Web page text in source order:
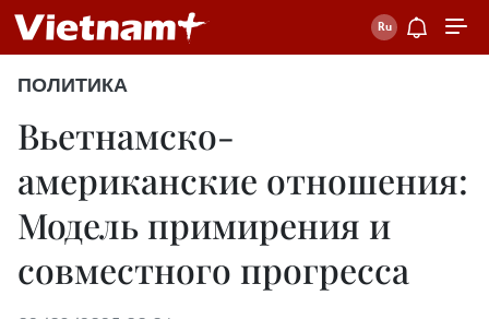
ПОЛИТИКА
Вьетнамско-
американские отношения:
Модель примирения и
совместного прогресса